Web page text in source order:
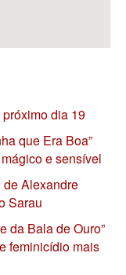
dia 19
que Era Boa”
e sensível
Alexandre
Sarau
da Bala de Ouro”
feminicídio mais